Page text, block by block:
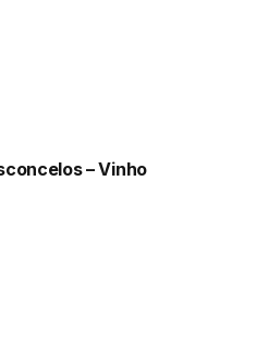
– Vinho